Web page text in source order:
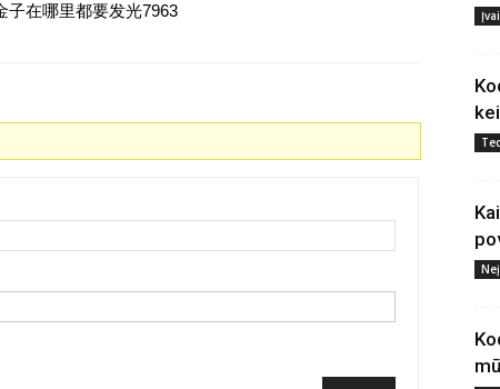
子在哪里都要发光7963